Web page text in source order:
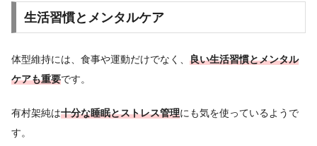
生活習慣とメンタルケア
体型維持には、食事や運動だけでなく、 良い生活習慣とメンタル
ケアも重要です。
有村架純は十分な睡眠とストレス管理にも気を使っているようで
す。